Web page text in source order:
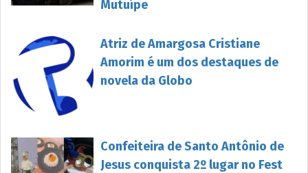
Mutuípe
Atriz de Amargosa Cristiane
Amorim é um dos destaques de
novela da Globo
Confeiteira de Santo Antônio de
Jesus conquista 2º lugar no Fest